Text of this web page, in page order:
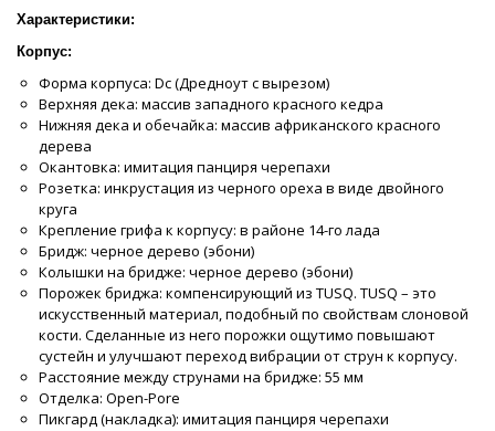
Характеристики:
Корпус:
Форма корпуса: Dc (Дредноут с вырезом)
Верхняя дека: массив западного красного кедра
Нижняя дека и обечайка: массив африканского красного
дерева
Окантовка: имитация панциря черепахи
Розетка: инкрустация из черного ореха в виде двойного
круга
Крепление грифа к корпусу: в районе 14-го лада
Бридж: черное дерево (эбони)
Колышки на бридже: черное дерево (эбони)
Порожек бриджа: компенсирующий из TUSQ. TUSQ – это
искусственный материал, подобный по свойствам слоновой
кости. Сделанные из него порожки ощутимо повышают
сустейн и улучшают переход вибрации от струн к корпусу.
Расстояние между струнами на бридже: 55 мм
Отделка: Open-Pore
Пикгард (накладка): имитация панциря черепахи